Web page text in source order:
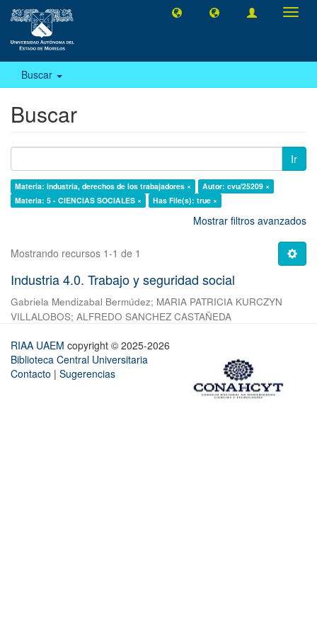
Buscar
Buscar
Ir
Materia: industria, derechos de los trabajadores ×
Autor: cvu/25209 ×
Materia: 5 - CIENCIAS SOCIALES ×
Has File(s): true ×
Mostrar filtros avanzados
Mostrando recursos 1-1 de 1
Industria 4.0. Trabajo y seguridad social
Gabriela Mendizabal Bermúdez; MARIA PATRICIA KURCZYN
VILLALOBOS; ALFREDO SANCHEZ CASTAÑEDA
RIAA UAEM copyright © 2025-2026
Biblioteca Central Universitaria
Contacto | Sugerencias